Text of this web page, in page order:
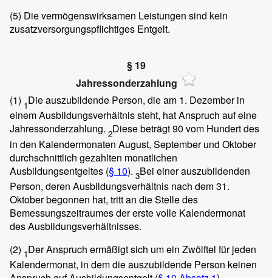
(5) Die vermögenswirksamen Leistungen sind kein
zusatzversorgungspflichtiges Entgelt.
§ 19
Jahressonderzahlung
(1) 1Die auszubildende Person, die am 1. Dezember in
einem Ausbildungsverhältnis steht, hat Anspruch auf eine
Jahressonderzahlung. 2Diese beträgt 90 vom Hundert des
in den Kalendermonaten August, September und Oktober
durchschnittlich gezahlten monatlichen
Ausbildungsentgeltes (§ 10). 3Bei einer auszubildenden
Person, deren Ausbildungsverhältnis nach dem 31.
Oktober begonnen hat, tritt an die Stelle des
Bemessungszeitraumes der erste volle Kalendermonat
des Ausbildungsverhältnisses.
(2) 1Der Anspruch ermäßigt sich um ein Zwölftel für jeden
Kalendermonat, in dem die auszubildende Person keinen